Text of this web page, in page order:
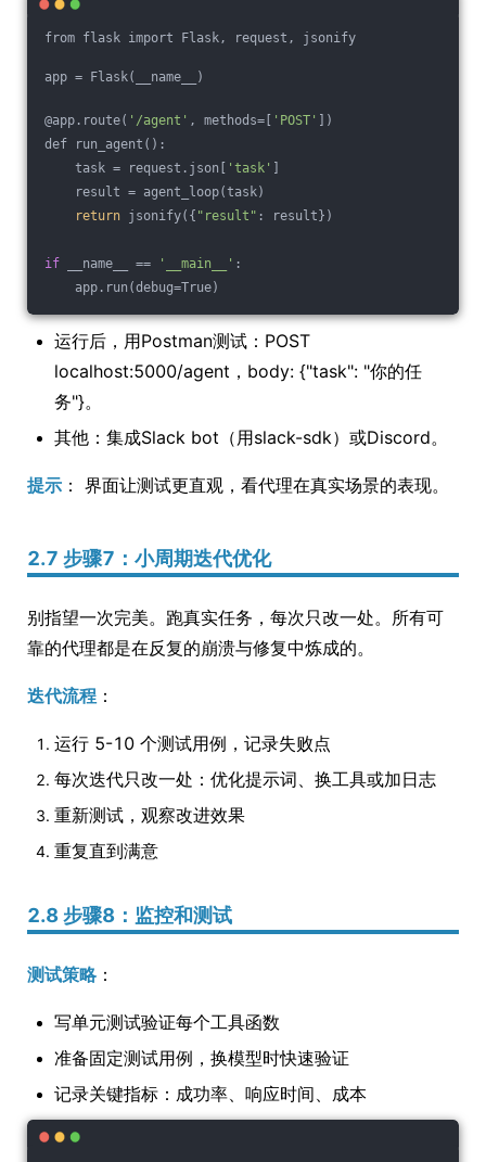
from flask import Flask, request, jsonify
app = Flask(__name__)
@app.route( '/agent' , methods=[ 'POST'
])
def run_agent():
task = request.json[
'task'
result = agent_loop(task)
return jsonify({ "result" : result})
if __name__ == '__main__' :
app.run(debug=True)
运行后，用Postman测试：POST
localhost:5000/agent，body: {"task": "你的任
务"}。
其他：集成Slack bot（用slack-sdk）或Discord。
提示 ： 界面让测试更直观，看代理在真实场景的表现。
2.7 步骤7：小周期迭代优化
别指望一次完美。跑真实任务，每次只改一处。所有可
靠的代理都是在反复的崩溃与修复中炼成的。
迭代流程 ：
运行 5-10 个测试用例，记录失败点
每次迭代只改一处：优化提示词、换工具或加日志
重新测试，观察改进效果
重复直到满意
2.8 步骤8：监控和测试
测试策略：
写单元测试验证每个工具函数
准备固定测试用例，换模型时快速验证
记录关键指标：成功率、响应时间、成本